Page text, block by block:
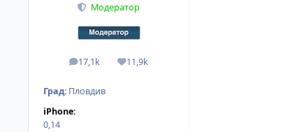
Модератор
17,1k
мнения 11,9k
Reputation
Град: Пловдив
iPhone:
0,14